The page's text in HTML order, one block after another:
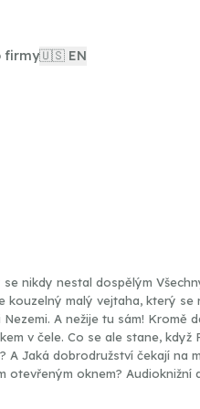
firmy🇺🇸 EN
nikdy nestal dospělým
kouzelný malý vejtaha, který
A nežije tu sám! Kromě
v čele. Co se ale stane,
A Jaká dobrodružství čekají na
otevřeným oknem? Audioknižní